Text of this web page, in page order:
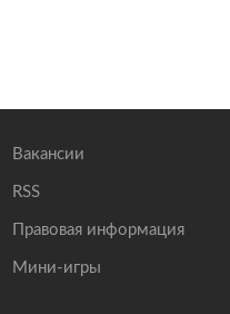
Вакансии
RSS
Правовая информация
Мини-игры